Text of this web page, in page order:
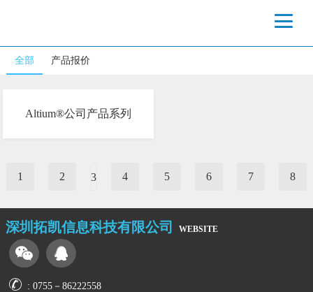
全部 产品报价
Altium®公司产品系列
1 2 3 4 5 6 7 8
深圳拓凯信息科技有限公司 website
: 0755－86222558